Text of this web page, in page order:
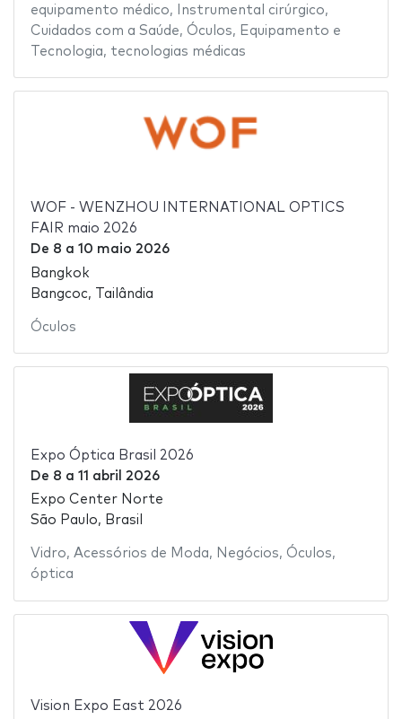
equipamento médico, Instrumental cirúrgico,
Cuidados com a Saúde, Óculos, Equipamento e
Tecnologia, tecnologias médicas
WOF - WENZHOU INTERNATIONAL OPTICS
FAIR maio 2026
De 8 a 10 maio 2026
Bangkok
Bangcoc, Tailândia
Óculos
Expo Óptica Brasil 2026
De 8 a 11 abril 2026
Expo Center Norte
São Paulo, Brasil
Vidro, Acessórios de Moda, Negócios, Óculos,
óptica
Vision Expo East 2026